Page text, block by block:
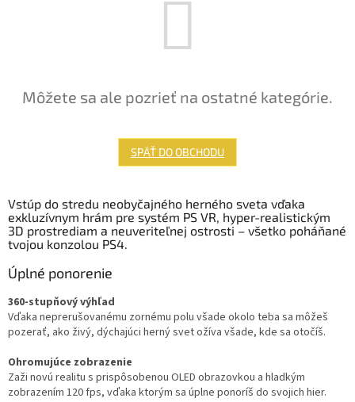
Môžete sa ale pozrieť na ostatné kategórie.
SPÄŤ DO OBCHODU
Vstúp do stredu neobyčajného herného sveta vďaka
exkluzívnym hrám pre systém PS VR, hyper-realistickým
3D prostrediam a neuveriteľnej ostrosti – všetko poháňané
tvojou konzolou PS4.
Úplné ponorenie
360-stupňový výhľad
Vďaka neprerušovanému zornému polu všade okolo teba sa môžeš
pozerať, ako živý, dýchajúci herný svet ožíva všade, kde sa otočíš.
Ohromujúce zobrazenie
Zaži novú realitu s prispôsobenou OLED obrazovkou a hladkým
zobrazením 120 fps, vďaka ktorým sa úplne ponoríš do svojich hier.